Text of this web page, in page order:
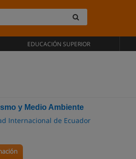
EDUCACIÓN SUPERIOR
y Medio Ambiente
Internacional de Ecuador